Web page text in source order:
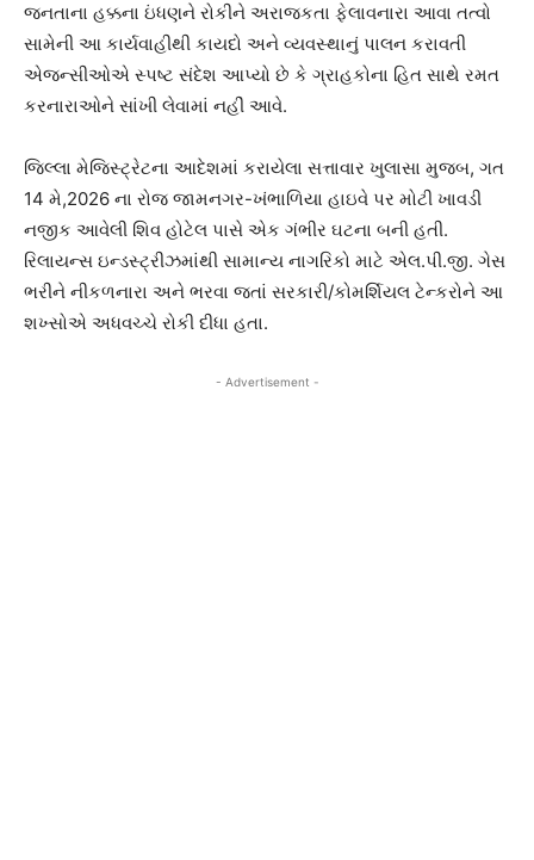
જનતાના હક્કના ઇંધણને રોકીને અરાજકતા ફેલાવનારા આવા તત્વો
સામેની આ કાર્યવાહીથી કાયદો અને વ્યવસ્થાનું પાલન કરાવતી
એજન્સીઓએ સ્પષ્ટ સંદેશ આપ્યો છે કે ગ્રાહકોના હિત સાથે રમત
કરનારાઓને સાંખી લેવામાં નહીં આવે.
જિલ્લા મેજિસ્ટ્રેટના આદેશમાં કરાયેલા સત્તાવાર ખુલાસા મુજબ, ગત
14 મે,2026 ના રોજ જામનગર-ખંભાળિયા હાઇવે પર મોટી ખાવડી
નજીક આવેલી શિવ હોટેલ પાસે એક ગંભીર ઘટના બની હતી.
રિલાયન્સ ઇન્ડસ્ટ્રીઝમાંથી સામાન્ય નાગરિકો માટે એલ.પી.જી. ગેસ
ભરીને નીકળનારા અને ભરવા જતાં સરકારી/કોમર્શિયલ ટેન્કરોને આ
શખ્સોએ અધવચ્ચે રોકી દીધા હતા.
- Advertisement -